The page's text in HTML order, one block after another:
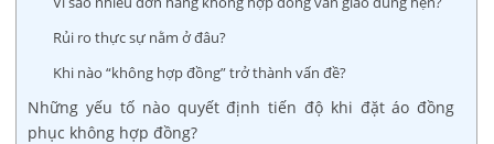
Rủi ro thực sự nằm ở đâu?
Khi nào “không hợp đồng” trở thành vấn đề?
Những yếu tố nào quyết định tiến độ khi đặt áo đồng
phục không hợp đồng?